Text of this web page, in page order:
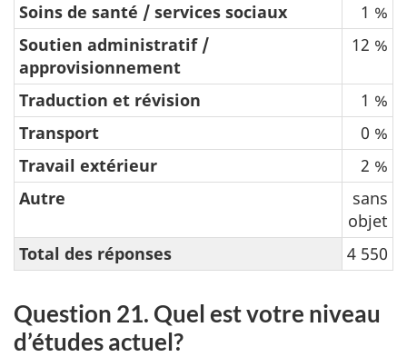
Soins de santé / services sociaux
1 %
Soutien administratif /
approvisionnement
12 %
Traduction et révision
1 %
Transport
0 %
Travail extérieur
2 %
Autre
sans
objet
Total des réponses
4 550
Question 21. Quel est votre niveau
d’études actuel?